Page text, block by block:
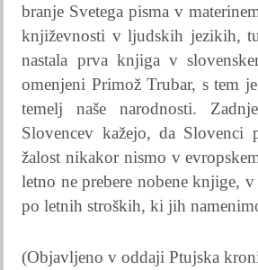
branje Svetega pisma v
književnosti v ljudskih jezikih,
nastala prva knjiga v
omenjeni Primož Trubar, s tem
temelj naše narodnosti.
Slovencev kažejo, da
žalost nikakor nismo v
letno ne prebere nobene knjige,
po letnih stroških, ki jih
(Objavljeno v oddaji Ptujska